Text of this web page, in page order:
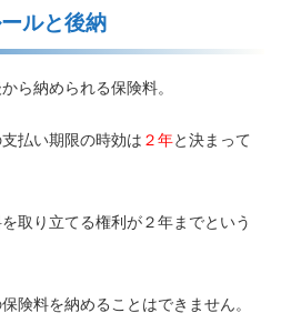
ルと後納
ら納められる保険料。
払い期限の時効は ２年と決まって
取り立てる権利が２年までという
険料を納めることはできません。